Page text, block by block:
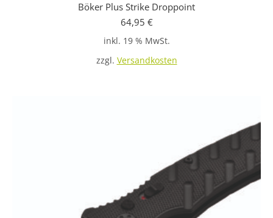
Böker Plus Strike Droppoint
64,95 €
inkl. 19 % MwSt.
zzgl. Versandkosten